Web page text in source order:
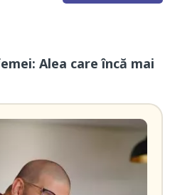
Alea care încă mai